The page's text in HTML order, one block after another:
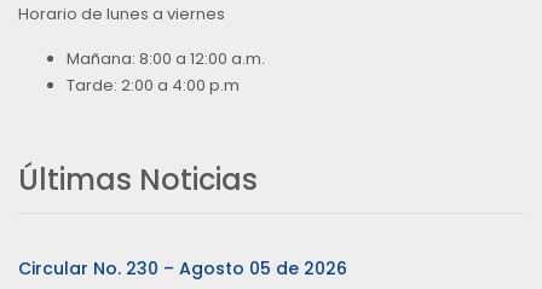
Horario de lunes a viernes
Mañana: 8:00 a 12:00 a.m.
Tarde: 2:00 a 4:00 p.m
Últimas Noticias
Circular No. 230 – Agosto 05 de 2026